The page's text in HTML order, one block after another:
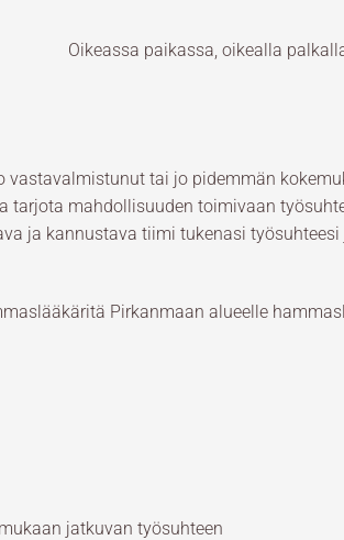
Oikeassa paikassa, oikealla
vastavalmistunut tai jo pidemmän
tarjota mahdollisuuden toimivaan
ja kannustava tiimi tukenasi työsuhteesi
Pirkanmaan alueelle
jatkuvan työsuhteen